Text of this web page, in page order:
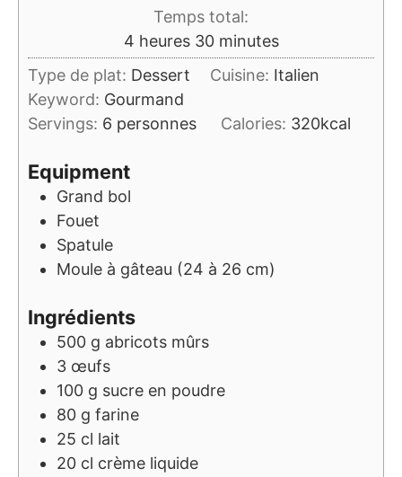
Temps total:
4heures
heures 30minutes
minutes
Type de plat: Dessert Cuisine: Italien
Keyword: Gourmand
Servings: 6 personnes Calories: 320kcal
Equipment
Grand bol
Fouet
Spatule
Moule à gâteau (24 à 26 cm)
Ingrédients
500 g abricots mûrs
3 œufs
100 g sucre en poudre
80 g farine
25 cl lait
20 cl crème liquide